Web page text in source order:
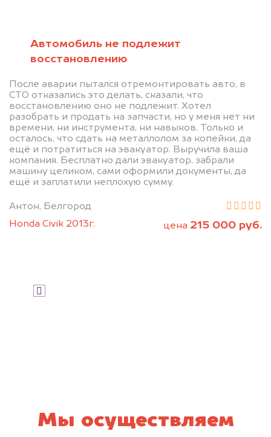
Автомобиль не подлежит
восстановлению
После аварии пытался отремонтировать авто, в
СТО отказались это делать, сказали, что
восстановлению оно не подлежит. Хотел
разобрать и продать на запчасти, но у меня нет ни
времени, ни инструмента, ни навыков. Только и
осталось, что сдать на металлолом за копейки, да
ещё и потратиться на эвакуатор. Выручила ваша
компания. Бесплатно дали эвакуатор, забрали
машину целиком, сами оформили документы, да
ещё и заплатили неплохую сумму.
Антон, Белгород
Honda Civik 2013г.
цена 215 000 руб.
БЕСПЛАТНО
разборку.
Мы купим ваше авто на 20.000 руб.
дороже, чем предлагают на
автоаукционах.
Мы осуществляем